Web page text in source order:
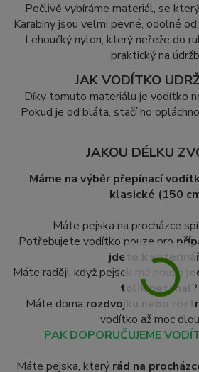
Pečlivě vybíráme materiál, se
Karabiny jsou velmi pevné, odolné
Lehoučký nylon, který neřeže do
praktický na
JAK VODÍTKO
Díky tomuto materiálu je vodítko
Pokud je od bláta, stačí ho
JAKOU DÉLKU
Máme na výběr přepínací
klasické (150
Máte pejska na procházce
Potřebujete vodítko pouze pro
jdete k
Máte raději, když pejsek má pouze
tolik netahal
?
Máte doma rozdvojku nebo
vodítko až moc
PAK DOPORUČUJEME
Máte pejska, který rád na